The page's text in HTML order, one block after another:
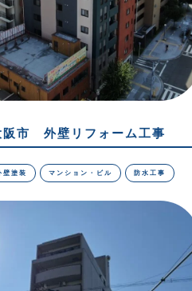
阪市 外壁リフォーム工事
壁塗装 マンション・ビル 防水工事